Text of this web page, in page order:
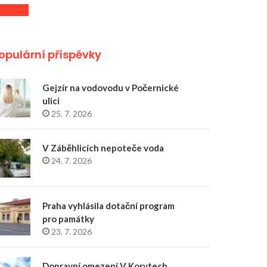
příspěvky
Gejzír na vodovodu v Počernické
ulici
25. 7. 2026
V Záběhlicích nepoteče voda
24. 7. 2026
Praha vyhlásila dotační program
pro památky
23. 7. 2026